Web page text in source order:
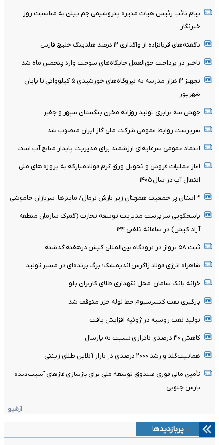
پیام نائب رئیس هیات مدیره پتروشیمی جم پیلن به مناسبت روز
خبرنگار
ناگفته‌های قربانزاده از واگذاری ۱۲ درصد هلدینگ خلیج فارس
تاخیر در پرداخت حق‌العمل جایگاه‌های سوخت وارد پنجمین ماه شد
تجهیز ۱۲ هزار مدرسه به نیروگاه‌های خورشیدی ۵ کیلوواتی تا پایان
شهریور
جهش سه برابری تولید روزانه مخزن بنگستان سپهر و جفیر
سرپرست روابط عمومی شرکت ملی گاز ایران منصوب شد
اعتماد عمومی سرمایه‌ای ارزشمند برای مدیریت پایدار منابع آب است
آغاز عملیات فروش و تحویل ورق گرم فولادمبارکه به پروژه های ملی
انتقال آب در سال ۱۴۰۵
۳ استان پر جمعیت همچنان زیر بارش نرمال/ ماینرها، سربازان خاموشی
پاسخگویی سرپرست مدیریت توسعه تجارت (گمرک سازمان منطقه
آزاد کیش) در سامانه تلفنی ۱۲۴
ثبت ۵۸ پرواز در فرودگاه بین‌المللی کیش درهفته گدشته
شاهراه انرژی فولاد زاگرس اندیمشک؛ برگ برنده‌ای در مسیر تولید
خزانه بانک سامان؛ محل نگهداری طلای کاربران بلو
بارگیری نفت کنسرسیوم خط لوله خزر متوقف شد
تولید نفت روسیه در ژوئیه افزایش یافت
کاهش ۳۰ درصدی ناترازی نسبت به پارسال
هماتیت‌گلد و رشد ۲۰۰۰ درصدی در بازار آنلاین طلای زینتی
تأمین مالی فوری صندوق توسعه ملی برای بازسازی فازهای آسیب‌دیده
پارس جنوبی
آرشیو
پربازدیدها